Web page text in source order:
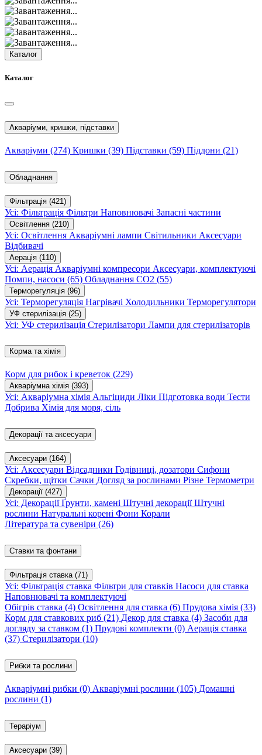
Каталог
Каталог
Акваріуми, кришки, підставки
Акваріуми (274) Кришки (39) Підставки (59) Піддони (21)
Обладнання
Фільтрація (421)
Усі: Фільтрація Фільтри Наповнювачі Запасні частини
Освітлення (210)
Усі: Освітлення Акваріумні лампи Світильники Аксесуари
Відбивачі
Аерація (110)
Усі: Аерація Акваріумні компресори Аксесуари, комплектуючі
Помпи, насоси (65) Обладнання CO2 (55)
Терморегуляція (96)
Усі: Терморегуляція Нагрівачі Холодильники Терморегулятори
УФ стерилізація (25)
Усі: УФ стерилізація Стерилізатори Лампи для стерилізаторів
Корма та хімія
Корм для рибок і креветок (229)
Акваріумна хімія (393)
Усі: Акваріумна хімія Альгіциди Ліки Підготовка води Тести
Добрива Хімія для моря, сіль
Декорації та аксесуари
Аксесуари (164)
Усі: Аксесуари Відсадники Годівниці, дозатори Сифони
Скребки, щітки Сачки Догляд за рослинами Різне Термометри
Декорації (427)
Усі: ДекораціїҐрунти, камені Штучні декораціїШтучні
рослини Натуральні корені Фони Корали
Література та сувеніри (26)
Ставки та фонтани
Фільтрація ставка (71)
Усі: Фільтрація ставка Фільтри для ставків Насоси для ставка
Наповнювачі та комплектуючі
Обігрів ставка (4) Освітлення для ставка (6) Прудова хімія (33)
Корм для ставкових риб (21) Декор для ставка (4) Засоби для
догляду за ставком (1) Прудові комплекти (0) Аерація ставка
(37) Стерилізатори (10)
Рибки та рослини
Акваріумні рибки (0) Акваріумні рослини (105) Домашні
рослини (1)
Тераріум
Аксесуари (39)